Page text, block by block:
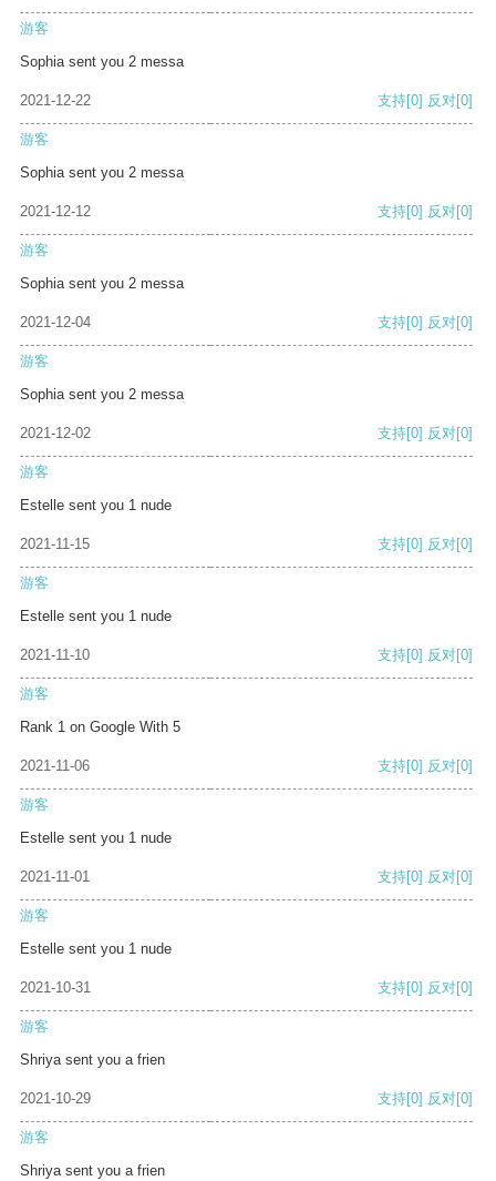
游客
Sophia sent you 2 messa
2021-12-22 支持[0] 反对[0]
游客
Sophia sent you 2 messa
2021-12-12 支持[0] 反对[0]
游客
Sophia sent you 2 messa
2021-12-04 支持[0] 反对[0]
游客
Sophia sent you 2 messa
2021-12-02 支持[0] 反对[0]
游客
Estelle sent you 1 nude
2021-11-15 支持[0] 反对[0]
游客
Estelle sent you 1 nude
2021-11-10 支持[0] 反对[0]
游客
Rank 1 on Google With 5
2021-11-06 支持[0] 反对[0]
游客
Estelle sent you 1 nude
2021-11-01 支持[0] 反对[0]
游客
Estelle sent you 1 nude
2021-10-31 支持[0] 反对[0]
游客
Shriya sent you a frien
2021-10-29 支持[0] 反对[0]
游客
Shriya sent you a frien